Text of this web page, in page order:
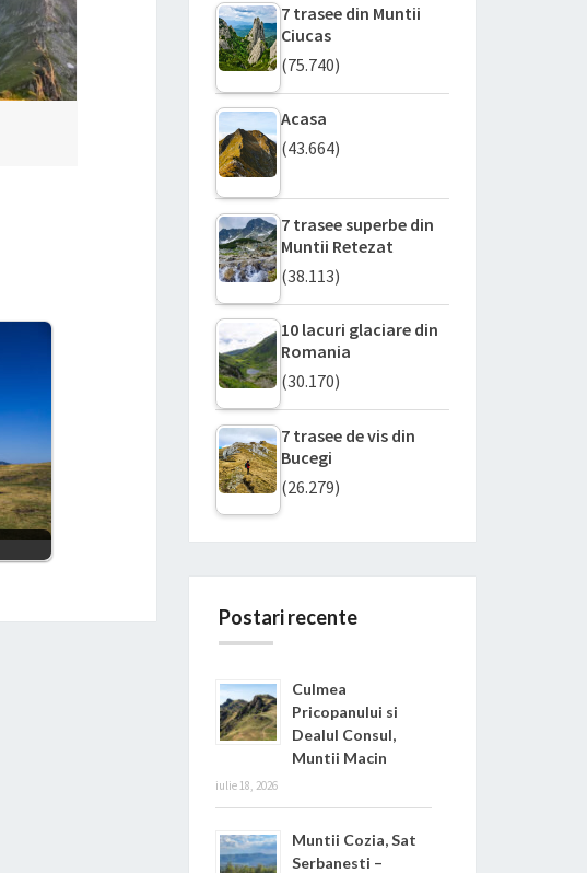
7 trasee din Muntii
Ciucas
(75.740)
Acasa
(43.664)
7 trasee superbe din
Muntii Retezat
(38.113)
10 lacuri glaciare din
Romania
(30.170)
7 trasee de vis din
Bucegi
(26.279)
Postari recente
Culmea
Pricopanului si
Dealul Consul,
Muntii Macin
iulie 18, 2026
Muntii Cozia, Sat
Serbanesti –